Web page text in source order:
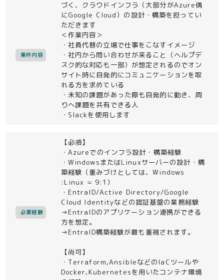
案件内容
づく、クラウドインフラ（大部分がAzure偶
にGoogle Cloud）の設計・構築を担ってい
ただきます
＜作業内容＞
・社員代替の立場で仕事をこなすイメージ
・社内から問い合わせが来ること（ヘルプデ
スク的な対応も一部）が想定されるのでオン
サイト時に自発的にコミュニケーションを取
れる方を求めている
・未知の課題があった際も自発的に動き、周
りへ課題を共有できる人
・Slackを使用します
必要経験
【必須】
・Azureでのインフラ設計・構築経験
・WindowsまたはLinuxサーバーの設計・構
築経験（重みづけとしては、Windows
:Linux = 9:1）
・EntraID/Active Directory/Google
Cloud Identityなどの認証基盤の業務経験
→EntraIDのアプリケーション連携ができる
方を想定。
→EntraID構築経験が最も重視されます。
【尚可】
・Terraform,AnsibleなどのIaCツールや
Docker,Kubernetesを用いたコンテナ環境